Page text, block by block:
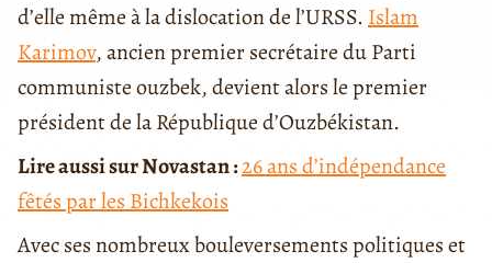
d’elle même à la dislocation de l’URSS. Islam
Karimov, ancien premier secrétaire du Parti
communiste ouzbek, devient alors le premier
président de la République d’Ouzbékistan.
Lire aussi sur Novastan :26 ans d’indépendance
fêtés par les Bichkekois
Avec ses nombreux bouleversements politiques et